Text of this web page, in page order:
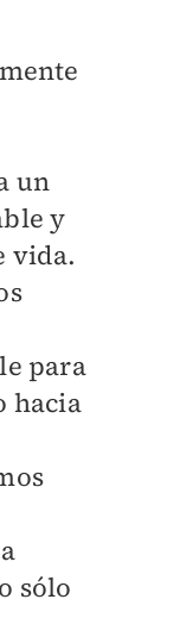
un
y
vida.
para
hacia
sólo